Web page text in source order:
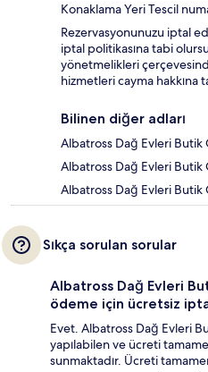
Konaklama Yeri Tescil
Rezervasyonunuzu iptal
iptal politikasına tabi
yönetmelikleri
hizmetleri cayma hakkına
Bilinen diğer adları
Albatross Dağ Evleri
Albatross Dağ Evleri
Albatross Dağ Evleri
Sıkça sorulan sorular
Albatross Dağ Evleri
ödeme için ücretsiz
Evet. Albatross Dağ Evleri
yapılabilen ve ücreti
sunmaktadır. Ücreti